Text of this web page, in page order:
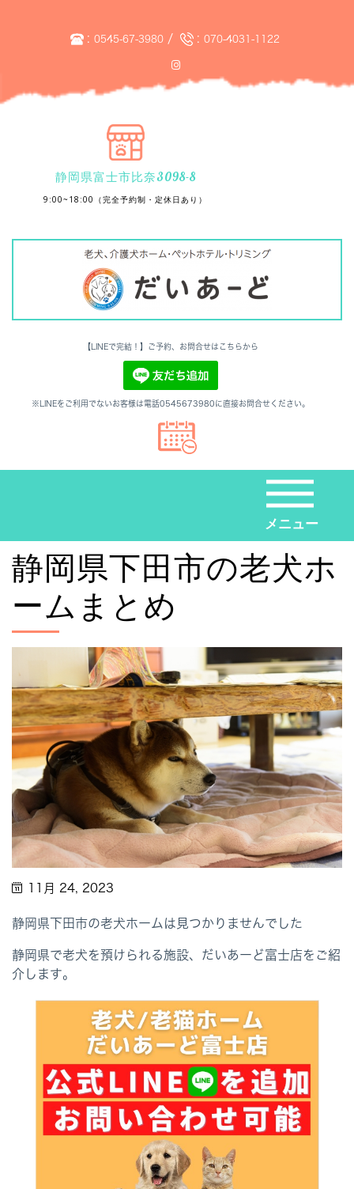
: 0545-67-3980/ : 070-4031-1122
静岡県富士市比奈3098-8
9:00~18:00（完全予約制・定休日あり）
【LINEで完結！】ご予約、お問合せはこちらから
※LINEをご利用でないお客様は電話0545673980に直接お問合せください。
メニュー
静岡県下田市の老犬ホ
ームまとめ
11月 24, 2023
静岡県下田市の老犬ホームは見つかりませんでした
静岡県で老犬を預けられる施設、だいあーど富士店をご紹
介します。